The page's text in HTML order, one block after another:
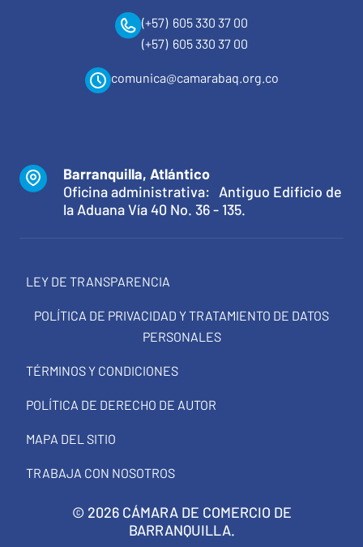
(+57) 605 330 37 00
(+57) 605 330 37 00
comunica@camarabaq.org.co
Barranquilla, Atlántico
Oficina administrativa: Antiguo Edificio de
la Aduana Vía 40 No. 36 - 135.
LEY DE TRANSPARENCIA
POLÍTICA DE PRIVACIDAD Y TRATAMIENTO DE DATOS
PERSONALES
TÉRMINOS Y CONDICIONES
POLÍTICA DE DERECHO DE AUTOR
MAPA DEL SITIO
TRABAJA CON NOSOTROS
© 2026 CÁMARA DE COMERCIO DE
BARRANQUILLA.